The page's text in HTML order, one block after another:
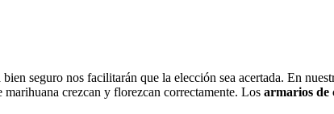
seguro nos facilitarán que la elección sea acertada. En
crezcan y florezcan correctamente. Los armarios de